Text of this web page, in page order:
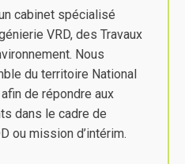
cabinet spécialisé
VRD, des Travaux
Nous
du territoire National
de répondre aux
dans le cadre de
ou mission d’intérim.